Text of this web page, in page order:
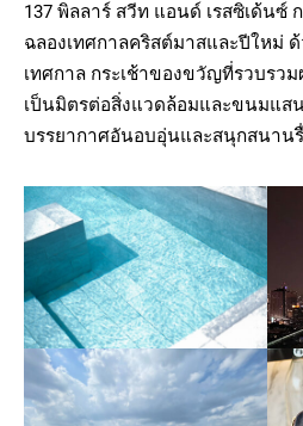
137 พิลลาร์ สวีท แอนด์ เรสซิเด้นซ์
ฉลองเทศกาลคริสต์มาสและปีใหม่
เทศกาล กระเช้าของขวัญที่รวบรว
เป็นมิตรต่อสิ่งแวดล้อมและขนมแส
บรรยากาศอันอบอุ่นและสนุกสนานรื่